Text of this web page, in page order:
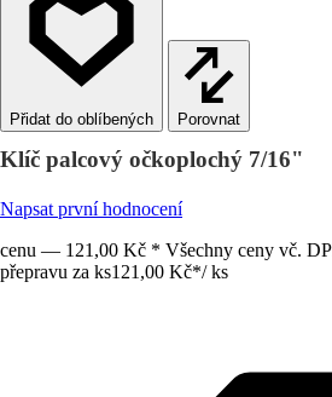
Porovnat
Klíč palcový očkoplochý 7/16"
Napsat první hodnocení
cenu — 121,00 Kč * Všechny ceny vč.
přepravu za ks121,00 Kč*/ ks